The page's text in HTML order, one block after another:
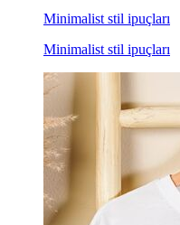
Minimalist stil ipuçları
Minimalist stil ipuçları